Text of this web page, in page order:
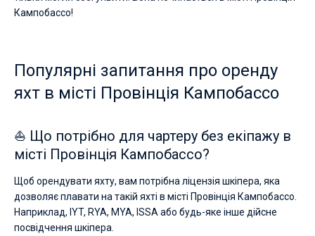
та
можете
човнів
Кампобассо!
Популярні запитання про оренду
яхт в місті Провінція Кампобассо
⛵ Що потрібно для чартеру без екіпажу в
місті Провінція Кампобассо?
Щоб орендувати яхту, вам потрібна ліцензія шкіпера, яка
дозволяє плавати на такій яхті в місті Провінція Кампобассо.
Наприклад, IYT, RYA, MYA, ISSA або будь-яке інше дійсне
посвідчення шкіпера.
Показати результати(0)